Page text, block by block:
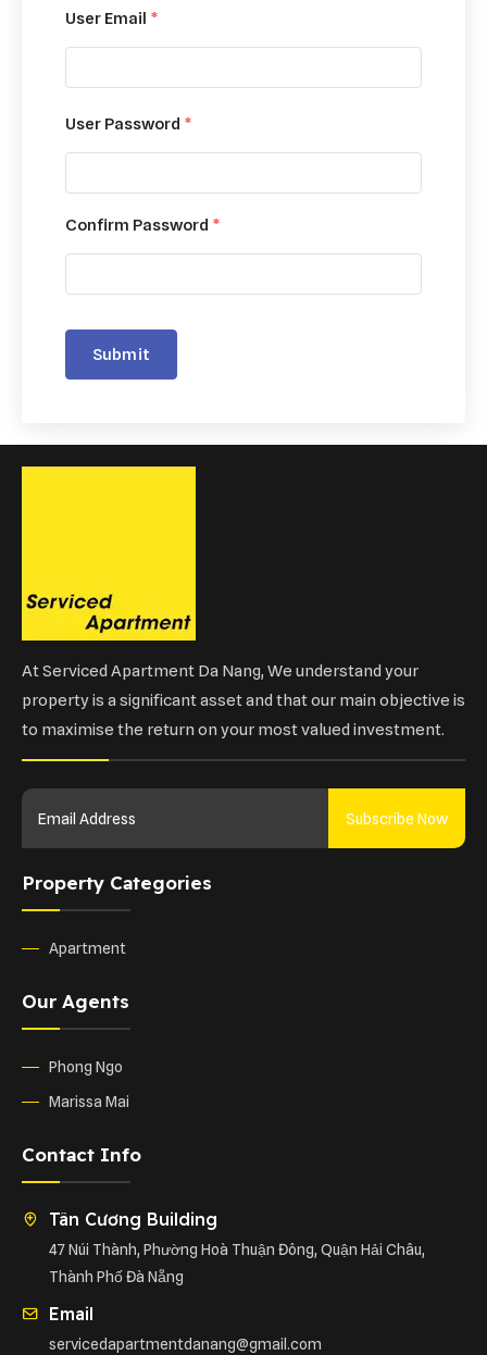
User Email *
User Password *
Confirm Password *
Submit
At Serviced Apartment Da Nang, We understand your
property is a significant asset and that our main objective is
to maximise the return on your most valued investment.
Subscribe Now
Property Categories
Apartment
Our Agents
Phong Ngo
Marissa Mai
Contact Info
Tân Cương Building
47 Núi Thành, Phường Hoà Thuận Đông, Quận Hải Châu,
Thành Phố Đà Nẵng
Email
servicedapartmentdanang@gmail.com